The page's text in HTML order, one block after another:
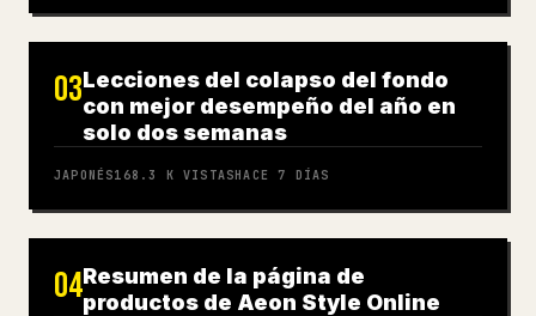
03Lecciones del colapso del fondo
con mejor desempeño del año en
solo dos semanas
JAPONÉS168.3 K VISTASHACE 7 DÍAS
04Resumen de la página de
productos de Aeon Style Online